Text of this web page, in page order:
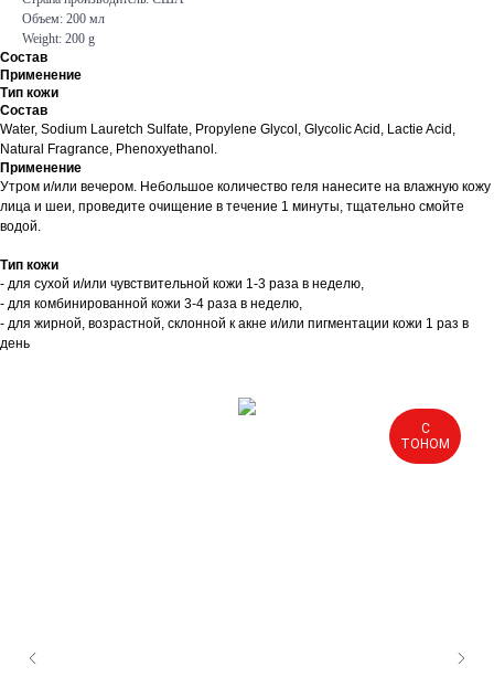
Объем: 200 мл
Weight: 200 g
Состав
Применение
Тип кожи
Состав
Water, Sodium Lauretch Sulfate, Propylene Glycol, Glycolic Acid, Lactie Acid,
Natural Fragrance, Phenoxyethanol.
Применение
Утром и/или вечером. Небольшое количество геля нанесите на влажную кожу
лица и шеи, проведите очищение в течение 1 минуты, тщательно смойте
водой.
Тип кожи
- для сухой и/или чувствительной кожи 1-3 раза в неделю,
- для комбинированной кожи 3-4 раза в неделю,
- для жирной, возрастной, склонной к акне и/или пигментации кожи 1 раз в
день
С
ТОНОМ